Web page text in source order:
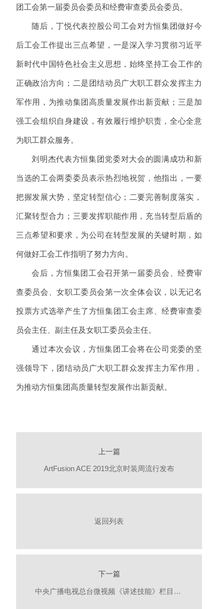
团工会第一届委员会委员和经费审查委员会委员。
随后，丁悦代表控股公司工会对方恒集团做好今
后工会工作提出三点希望，一是深入学习贯彻习近平
新时代中国特色社会主义思想，始终坚持工会工作的
正确政治方向；二是团结动员广大职工群众发挥主力
军作用，为推动集团高质量发展作出新贡献；三是加
强工会组织自身建设，有效履行维护职责，全心全意
为职工群众服务。
刘明杰代表方恒集团党委对大会的圆满成功和新
当选的工会两委委员表示热烈地祝贺，他指出，一要
把握发展大势，坚定转型信心；二要完善制度落实，
汇聚转型合力；三要发挥职能作用，充当转型后盾的
三点希望和要求，为公司在转型发展的关键时期，如
何做好工会工作指明了努力方向。
会后，方恒集团工会召开第一届委员会、经费审
查委员会、女职工委员会第一次全体会议，以无记名
投票方式选举产生了方恒集团工会主席、经费审查委
员会主任、副主任及女职工委员会主任。
通过本次会议，方恒集团工会将在公司党委的坚
强领导下，团结动员广大职工群众发挥主力军作用，
为推动方恒集团高质量转型发展作出新贡献。
上一篇
ArtFusion ACE 2019北京时装周流行发布
返回列表
下一篇
中央广播电视总台微视频《讲述技能》栏目制作基地落户北京市新媒体技师学院